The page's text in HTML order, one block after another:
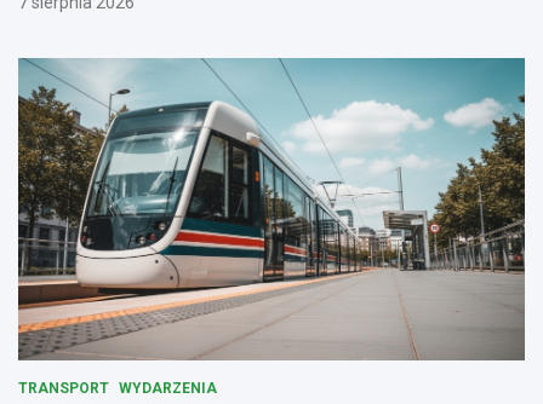
TRANSPORT WYDARZENIA